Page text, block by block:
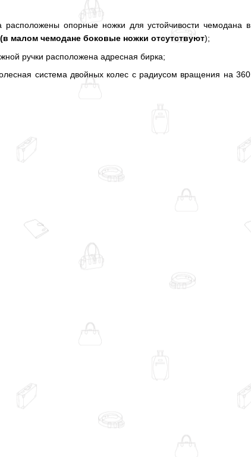
расположены опорные ножки для устойчивости чемодана в
(в малом чемодане боковые ножки отсутствуют);
ручки расположена адресная бирка;
система двойных колес с радиусом вращения на 360